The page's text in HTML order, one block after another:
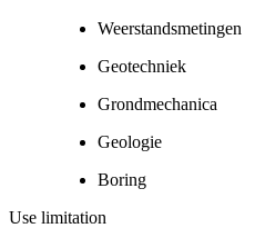
Weerstandsmetingen
Geotechniek
Grondmechanica
Geologie
Boring
Use limitation